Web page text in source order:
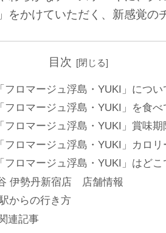
をかけていただく、新感覚の
目次
フロマージュ浮島・YUKI」につい
フロマージュ浮島・YUKI」を食べ
フロマージュ浮島・YUKI」賞味期
フロマージュ浮島・YUKI」カロリ
フロマージュ浮島・YUKI」はどこ
伊勢丹新宿店 店舗情報
からの行き方
連記事